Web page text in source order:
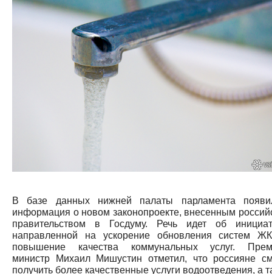
В базе данных нижней палаты парламента
информация о новом законопроекте, внесенным
правительством в Госдуму. Речь идет об
направленной на ускорение обновления систем
повышение качества коммунальных услуг.
министр Михаил Мишустин отметил, что россияне
получить более качественные услуги водоотведения, а